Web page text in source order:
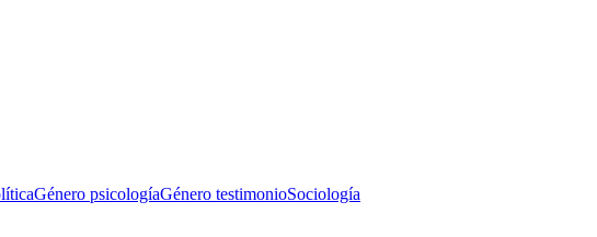
Género psicologíaGénero testimonioSociología